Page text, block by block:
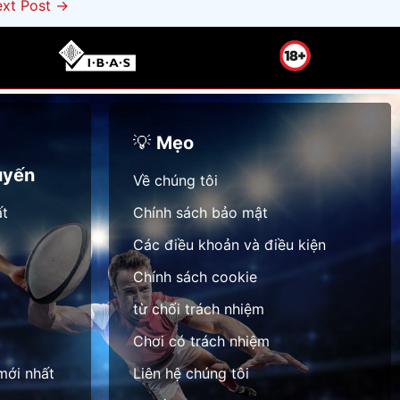
Post →
nhất
💡 Mẹo
Về chúng tôi
Chính sách bảo mật
Các điều khoản và điều kiện
Chính sách cookie
từ chối trách nhiệm
Chơi có trách nhiệm
Liên hệ chúng tôi